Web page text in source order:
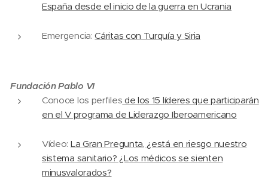
España desde el inicio de la guerra en Ucrania
Emergencia:Cáritas con Turquía y Siria
Fundación Pablo VI
Conoce los perfiles de los 15 líderes que participarán
en el V programa de Liderazgo Iberoamericano
Vídeo: La Gran Pregunta, ¿está en riesgo nuestro
sistema sanitario? ¿Los médicos se sienten
minusvalorados?